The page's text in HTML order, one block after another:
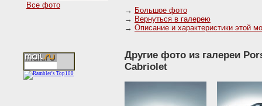
Все фото
→ Большое фото
→ Вернуться в галерею
→ Описание и характеристики этой
Другие фото из галереи
Cabriolet